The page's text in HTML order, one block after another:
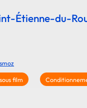
Étienne-du-
film